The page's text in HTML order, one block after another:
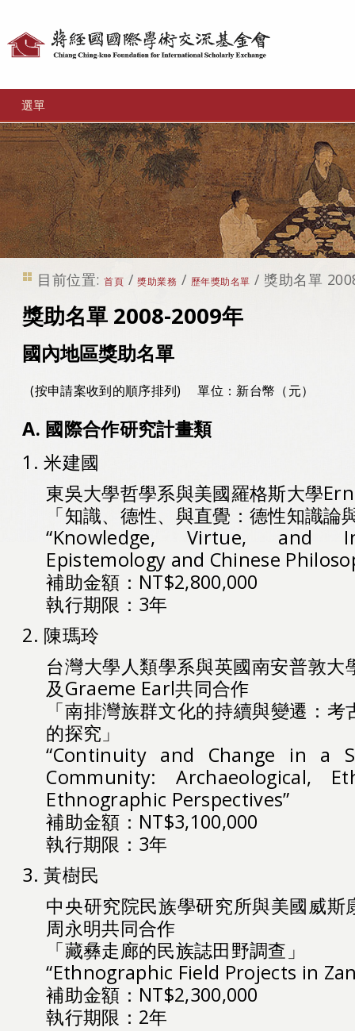
選單
目前位置: 首頁 /獎助業務 / 歷年獎助名單 / 獎助名單
獎助名單 2008-2009年
國內地區獎助名單
(按申請案收到的順序排列) 單位：新台幣（元）
A. 國際合作研究計畫類
1. 米建國
東吳大學哲學系與美國羅格斯大學
「知識、德性、與直覺：德性知識論
“Knowledge, Virtue, and
Epistemology and Chinese
補助金額：NT$2,800,000
執行期限：3年
2. 陳瑪玲
台灣大學人類學系與英國南安普敦
及Graeme Earl共同合作
「南排灣族群文化的持續與變遷：
的探究」
“Continuity and Change in a
Community: Archaeological,
Ethnographic Perspectives”
補助金額：NT$3,100,000
執行期限：3年
3. 黃樹民
中央研究院民族學研究所與美國威斯
周永明共同合作
「藏彝走廊的民族誌田野調查」
“Ethnographic Field Projects in
補助金額：NT$2,300,000
執行期限：2年